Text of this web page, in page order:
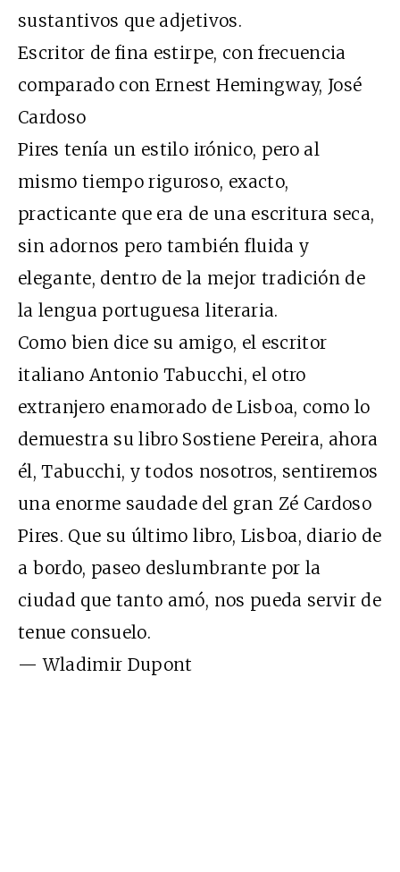
sustantivos que adjetivos.
Escritor de fina estirpe, con frecuencia
comparado con Ernest Hemingway, José
Cardoso
Pires tenía un estilo irónico, pero al
mismo tiempo riguroso, exacto,
practicante que era de una escritura seca,
sin adornos pero también fluida y
elegante, dentro de la mejor tradición de
la lengua portuguesa literaria.
Como bien dice su amigo, el escritor
italiano Antonio Tabucchi, el otro
extranjero enamorado de Lisboa, como lo
demuestra su libro Sostiene Pereira, ahora
él, Tabucchi, y todos nosotros, sentiremos
una enorme saudade del gran Zé Cardoso
Pires. Que su último libro, Lisboa, diario de
a bordo, paseo deslumbrante por la
ciudad que tanto amó, nos pueda servir de
tenue consuelo.
— Wladimir Dupont